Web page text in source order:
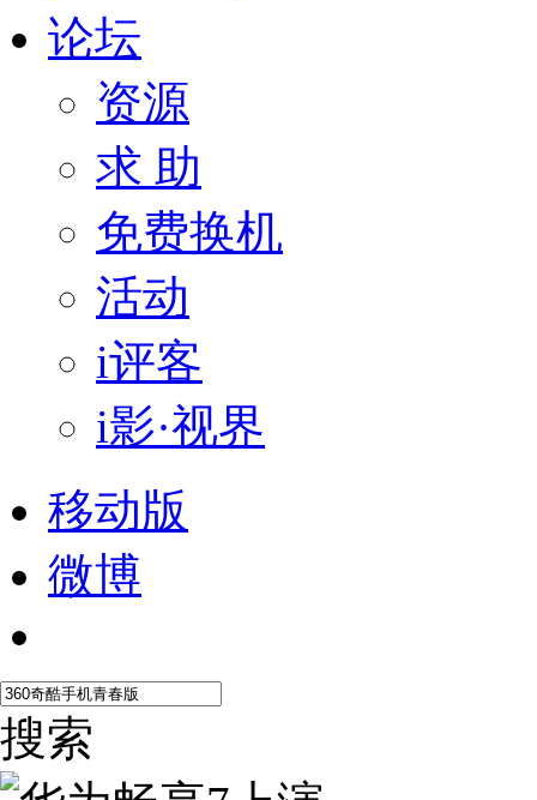
论坛
资源
求 助
免费换机
活动
i评客
i影·视界
移动版
微博
搜索